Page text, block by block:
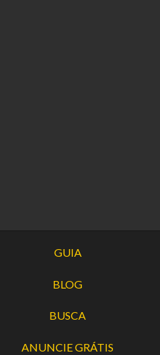
GUIA
BLOG
BUSCA
ANUNCIE GRÁTIS